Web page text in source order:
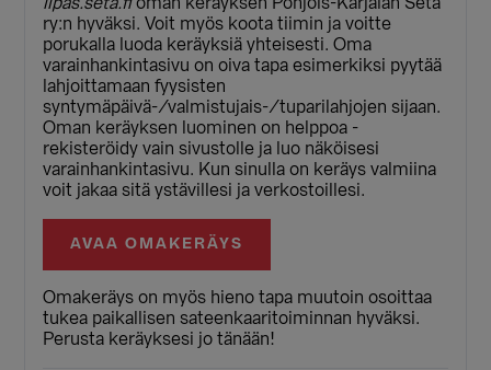
lipas.seta.fioman keräyksen Pohjois-Karjalan Seta
ry:n hyväksi. Voit myös koota tiimin ja voitte
porukalla luoda keräyksiä yhteisesti. Oma
varainhankintasivu on oiva tapa esimerkiksi pyytää
lahjoittamaan fyysisten
syntymäpäivä-/valmistujais-/tuparilahjojen sijaan.
Oman keräyksen luominen on helppoa -
rekisteröidy vain sivustolle ja luo näköisesi
varainhankintasivu. Kun sinulla on keräys valmiina
voit jakaa sitä ystävillesi ja verkostoillesi.
AVAA OMAKERÄYS
Omakeräys on myös hieno tapa muutoin osoittaa
tukea paikallisen sateenkaaritoiminnan hyväksi.
Perusta keräyksesi jo tänään!